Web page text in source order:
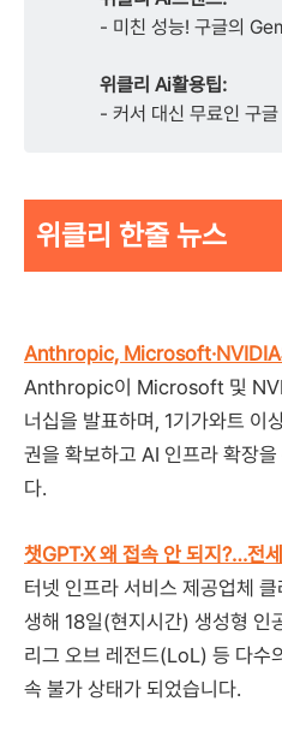
- 미친 성능! 구글의
위클리 Ai활용팁:
- 커서 대신 무료인 구
위클리 한줄 뉴스
Anthropic, Microsoft·NVIDIA
Anthropic이 Microsoft 및
너십을 발표하며, 1기가와트 이
권을 확보하고 AI 인프라 확장
다.
챗GPT·X 왜 접속 안 되지?…전
터넷 인프라 서비스 제공업체
생해 18일(현지시간) 생성형 인
리그 오브 레전드(LoL) 등 다수
속 불가 상태가 되었습니다.